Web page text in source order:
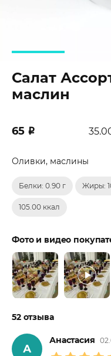
Салат
маслин
65 ₽
Оливки, маслины
Белки: 0.90 г Жиры:
105.00 ккал
Фото и видео
52 отзыва
А
Анастасия